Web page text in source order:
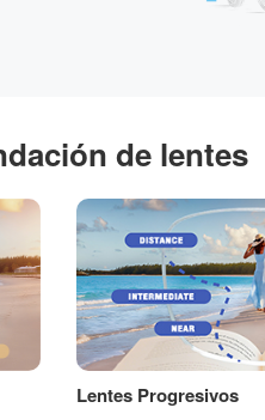
de lentes
Lentes Progresivos